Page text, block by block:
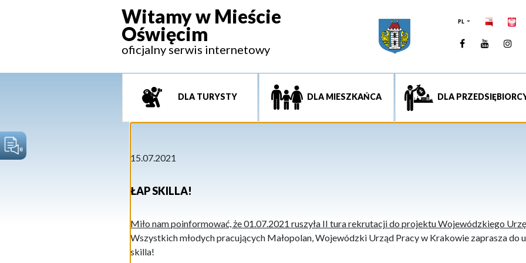
Witamy w Mieście
Oświęcim
oficjalny serwis internetowy
PL
Facebook
DLA TURYSTY DLA MIESZKAŃCA DLA
15.07.2021
ŁAP SKILLA!
Miło nam poinformować, że 01.07.2021 ruszyła II turarekrutacji do projektu Wojewódzkiego
Wszystkich młodych pracujących Małopolan, Wojewódzki Urząd Pracy w Krakowie zaprasza do
skilla!